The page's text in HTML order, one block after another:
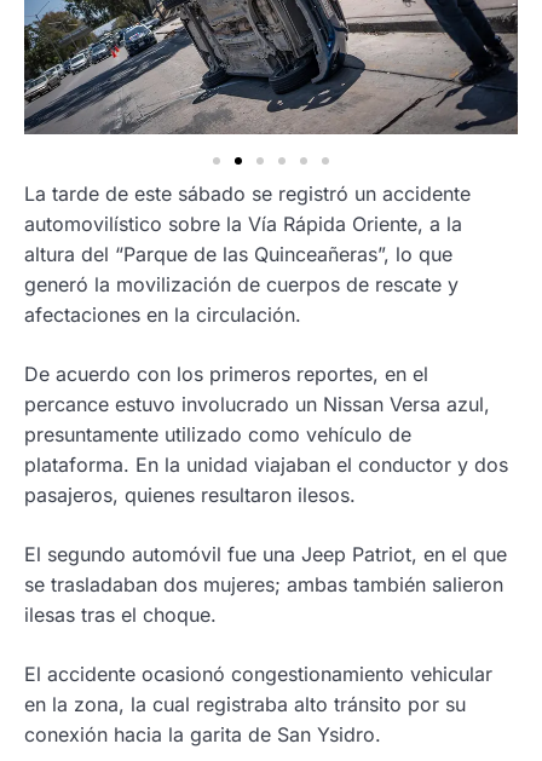
La tarde de este sábado se registró un accidente
automovilístico sobre la Vía Rápida Oriente, a la
altura del “Parque de las Quinceañeras”, lo que
generó la movilización de cuerpos de rescate y
afectaciones en la circulación.
De acuerdo con los primeros reportes, en el
percance estuvo involucrado un Nissan Versa azul,
presuntamente utilizado como vehículo de
plataforma. En la unidad viajaban el conductor y dos
pasajeros, quienes resultaron ilesos.
El segundo automóvil fue una Jeep Patriot, en el que
se trasladaban dos mujeres; ambas también salieron
ilesas tras el choque.
El accidente ocasionó congestionamiento vehicular
en la zona, la cual registraba alto tránsito por su
conexión hacia la garita de San Ysidro.